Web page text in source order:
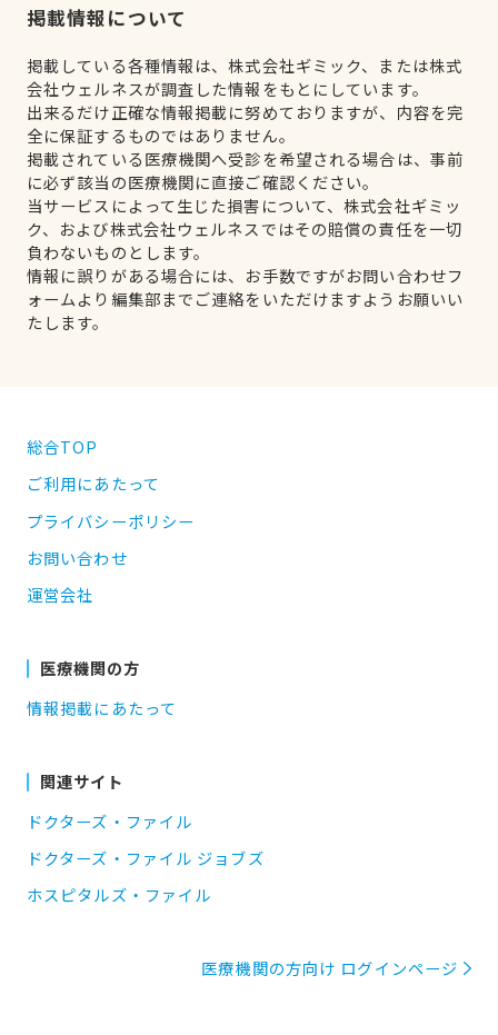
掲載情報について
掲載している各種情報は、株式会社ギミック、または株式
会社ウェルネスが調査した情報をもとにしています。
出来るだけ正確な情報掲載に努めておりますが、内容を完
全に保証するものではありません。
掲載されている医療機関へ受診を希望される場合は、事前
に必ず該当の医療機関に直接ご確認ください。
当サービスによって生じた損害について、株式会社ギミッ
ク、および株式会社ウェルネスではその賠償の責任を一切
負わないものとします。
情報に誤りがある場合には、お手数ですがお問い合わせフ
ォームより編集部までご連絡をいただけますようお願いい
たします。
総合TOP
ご利用にあたって
プライバシーポリシー
お問い合わせ
運営会社
医療機関の方
情報掲載にあたって
関連サイト
ドクターズ・ファイル
ドクターズ・ファイル ジョブズ
ホスピタルズ・ファイル
医療機関の方向け ログインページ